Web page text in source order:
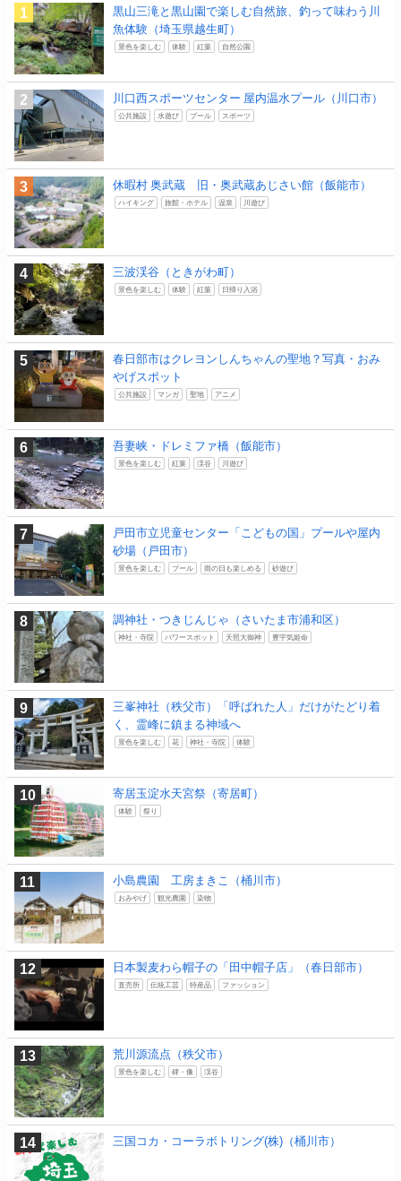
黒山三滝と黒山園で楽しむ自然旅、釣って味わう川
魚体験（埼玉県越生町）
景色を楽しむ 体験 紅葉 自然公園
川口西スポーツセンター 屋内温水プール（川口市）
公共施設 水遊び プール スポーツ
休暇村 奥武蔵 旧・奥武蔵あじさい館（飯能市）
ハイキング 旅館・ホテル 温泉 川遊び
三波渓谷（ときがわ町）
景色を楽しむ 体験 紅葉 日帰り入浴
春日部市はクレヨンしんちゃんの聖地？写真・おみ
やげスポット
公共施設 マンガ 聖地 アニメ
吾妻峡・ドレミファ橋（飯能市）
景色を楽しむ 紅葉 渓谷 川遊び
戸田市立児童センター「こどもの国」プールや屋内
砂場（戸田市）
景色を楽しむ プール 雨の日も楽しめる 砂遊び
調神社・つきじんじゃ（さいたま市浦和区）
神社・寺院 パワースポット 天照大御神 豊宇気姫命
三峯神社（秩父市）「呼ばれた人」だけがたどり着
く、霊峰に鎮まる神域へ
景色を楽しむ 花 神社・寺院 体験
寄居玉淀水天宮祭（寄居町）
体験 祭り
小島農園 工房まきこ（桶川市）
おみやげ 観光農園 染物
日本製麦わら帽子の「田中帽子店」（春日部市）
直売所 伝統工芸 特産品 ファッション
荒川源流点（秩父市）
景色を楽しむ 碑・像 渓谷
三国コカ・コーラボトリング(株)（桶川市）